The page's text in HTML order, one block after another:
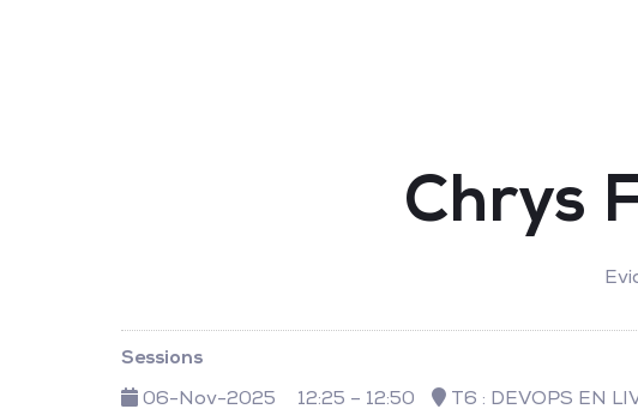
Chrys
Sessions
06-Nov-2025
12:25 – 12:50
T6 : DEVOPS EN